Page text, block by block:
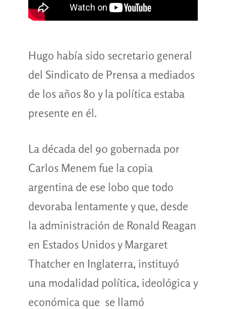
Hugo había sido secretario general
del Sindicato de Prensa a mediados
de los años 80 y la política estaba
presente en él.
La década del 90 gobernada por
Carlos Menem fue la copia
argentina de ese lobo que todo
devoraba lentamente y que, desde
la administración de Ronald Reagan
en Estados Unidos y Margaret
Thatcher en Inglaterra, instituyó
una modalidad política, ideológica y
económica que se llamó